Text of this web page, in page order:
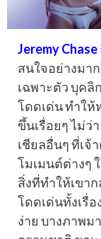
Jeremy Chase
สนใจอย่างมา
เฉพาะตัว บุคลิ
โดดเด่น ทำให้
ขึ้นเรื่อยๆ ไม่ว่
เชียลอื่นๆ ที่เจ้
โมเมนต์ต่างๆ
สิ่งที่ทำให้เขา
โดดเด่นทั้งเรื่
ง่าย บางภาพ